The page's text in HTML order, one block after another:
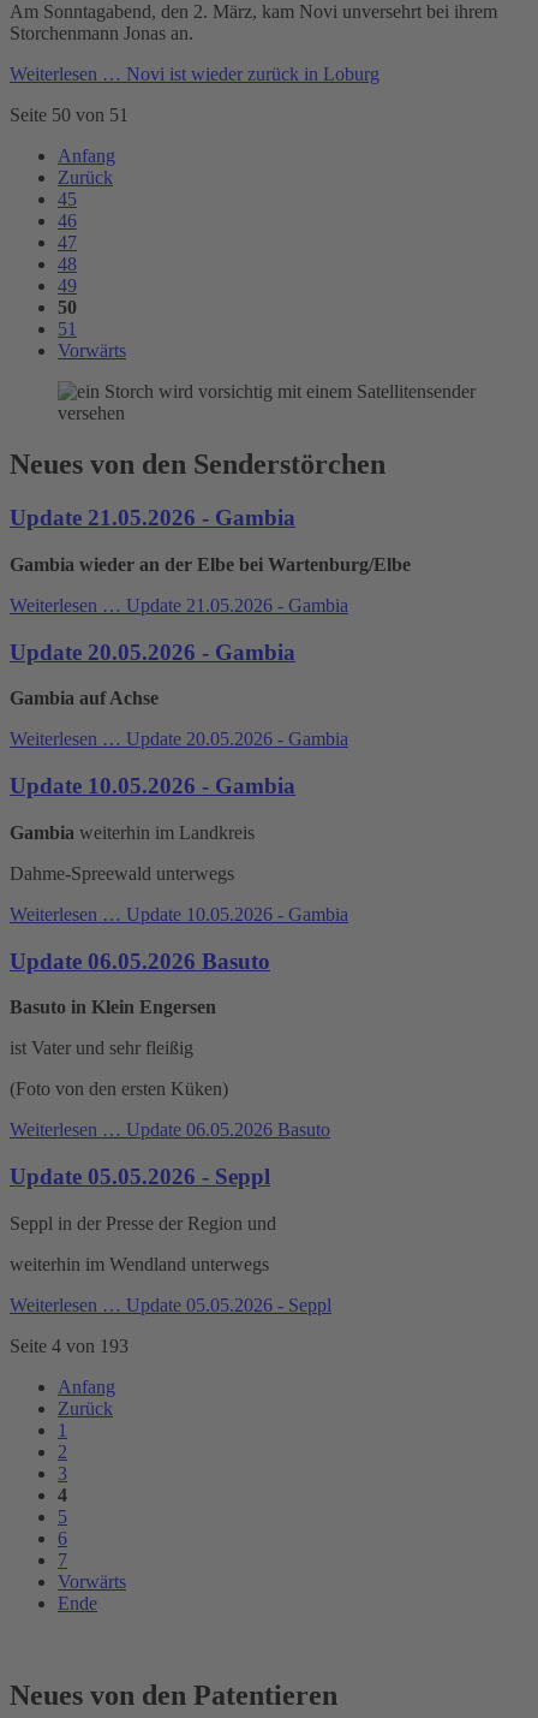
Am Sonntagabend, den 2. März, kam Novi unversehrt bei ihrem
Storchenmann Jonas an.
Weiterlesen … Novi ist wieder zurück in Loburg
Seite 50 von 51
Anfang
Zurück
45
46
47
48
49
50
51
Vorwärts
Neues von den Senderstörchen
Update 21.05.2026 - Gambia
Gambia wieder an der Elbe bei Wartenburg/Elbe
Weiterlesen … Update 21.05.2026 - Gambia
Update 20.05.2026 - Gambia
Gambia auf Achse
Weiterlesen … Update 20.05.2026 - Gambia
Update 10.05.2026 - Gambia
Gambia weiterhin im Landkreis
Dahme-Spreewald unterwegs
Weiterlesen … Update 10.05.2026 - Gambia
Update 06.05.2026 Basuto
Basuto in Klein Engersen
ist Vater und sehr fleißig
(Foto von den ersten Küken)
Weiterlesen … Update 06.05.2026 Basuto
Update 05.05.2026 - Seppl
Seppl in der Presse der Region und
weiterhin im Wendland unterwegs
Weiterlesen … Update 05.05.2026 - Seppl
Seite 4 von 193
Anfang
Zurück
1
2
3
4
5
6
7
Vorwärts
Ende
Neues von den Patentieren